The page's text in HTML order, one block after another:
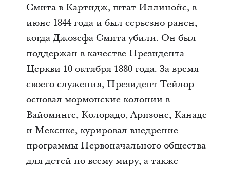
Смита в Картидж, штат Иллинойс, в
июне 1844 года и был серьезно ранен,
когда Джозефа Смита убили. Он был
поддержан в качестве Президента
Церкви 10 октября 1880 года. За время
своего служения, Президент Тейлор
основал мормонские колонии в
Вайоминге, Колорадо, Аризоне, Канаде
и Мексике, курировал внедрение
программы Первоначального общества
для детей по всему миру, а также